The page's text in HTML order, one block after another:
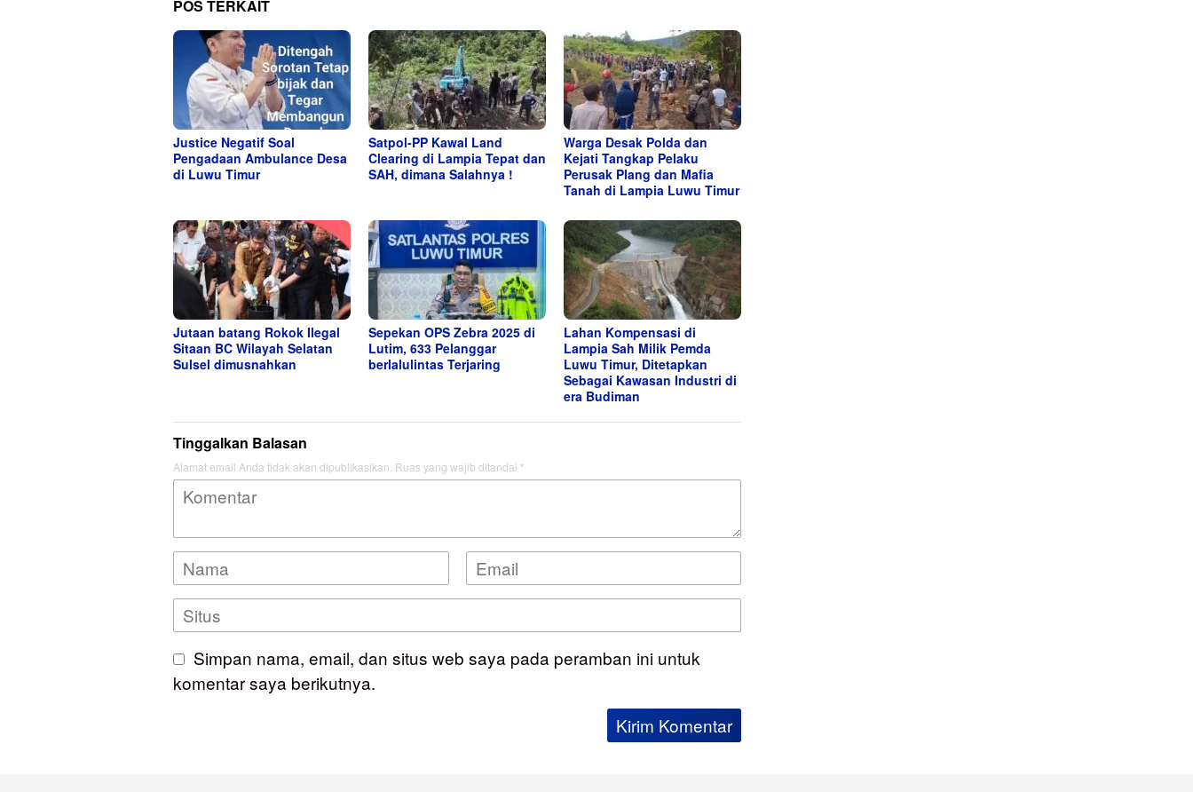
POS TERKAIT
Justice Negatif Soal
Pengadaan Ambulance Desa
di Luwu Timur
Satpol-PP Kawal Land
Clearing di Lampia Tepat dan
SAH, dimana Salahnya !
Warga Desak Polda dan
Kejati Tangkap Pelaku
Perusak Plang dan Mafia
Tanah di Lampia Luwu Timur
Jutaan batang Rokok Ilegal
Sitaan BC Wilayah Selatan
Sulsel dimusnahkan
Sepekan OPS Zebra 2025 di
Lutim, 633 Pelanggar
berlalulintas Terjaring
Lahan Kompensasi di
Lampia Sah Milik Pemda
Luwu Timur, Ditetapkan
Sebagai Kawasan Industri di
era Budiman
Tinggalkan Balasan
Alamat email Anda tidak akan dipublikasikan. Ruas yang wajib ditandai *
Simpan nama, email, dan situs web saya pada peramban ini untuk
komentar saya berikutnya.